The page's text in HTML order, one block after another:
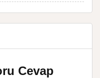
Cevap